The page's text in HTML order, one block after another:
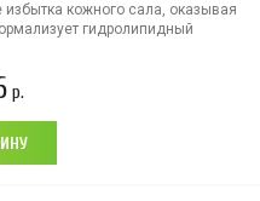
избытка кожного сала, оказывая
гидролипидный
р.